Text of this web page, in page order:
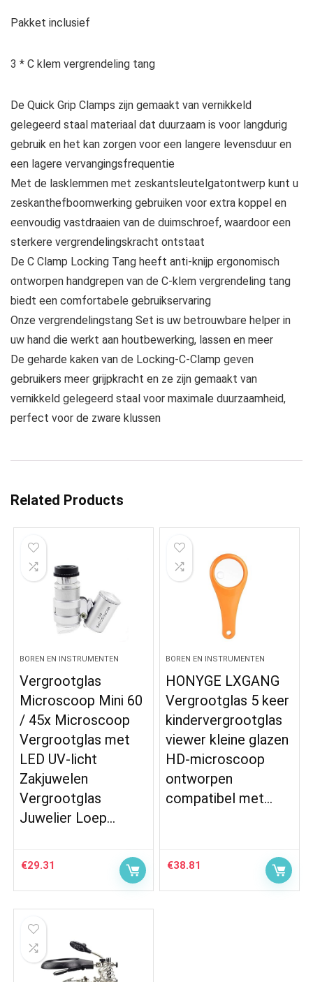
Pakket inclusief
3 * C klem vergrendeling tang
De Quick Grip Clamps zijn gemaakt van vernikkeld
gelegeerd staal materiaal dat duurzaam is voor langdurig
gebruik en het kan zorgen voor een langere levensduur en
een lagere vervangingsfrequentie
Met de lasklemmen met zeskantsleutelgatontwerp kunt u
zeskanthefboomwerking gebruiken voor extra koppel en
eenvoudig vastdraaien van de duimschroef, waardoor een
sterkere vergrendelingskracht ontstaat
De C Clamp Locking Tang heeft anti-knijp ergonomisch
ontworpen handgrepen van de C-klem vergrendeling tang
biedt een comfortabele gebruikservaring
Onze vergrendelingstang Set is uw betrouwbare helper in
uw hand die werkt aan houtbewerking, lassen en meer
De geharde kaken van de Locking-C-Clamp geven
gebruikers meer grijpkracht en ze zijn gemaakt van
vernikkeld gelegeerd staal voor maximale duurzaamheid,
perfect voor de zware klussen
Related Products
BOREN EN INSTRUMENTEN
Vergrootglas
Microscoop Mini 60
/ 45x Microscoop
Vergrootglas met
LED UV-licht
Zakjuwelen
Vergrootglas
Juwelier Loep…
€29.31
BOREN EN INSTRUMENTEN
HONYGE LXGANG
Vergrootglas 5 keer
kindervergrootglas
viewer kleine glazen
HD-microscoop
ontworpen
compatibel met…
€38.81